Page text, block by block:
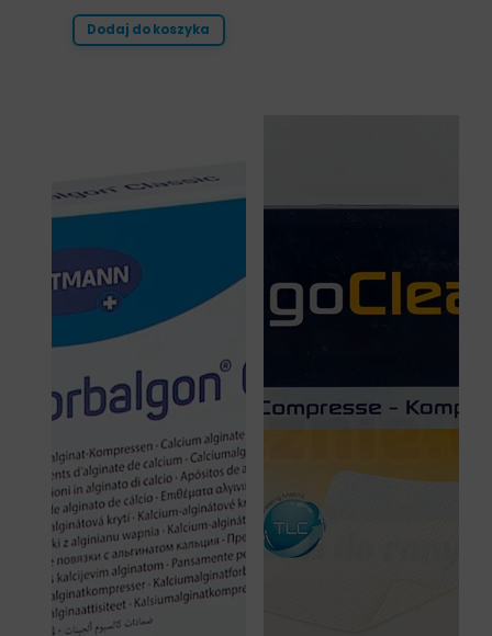
Dodaj do koszyka